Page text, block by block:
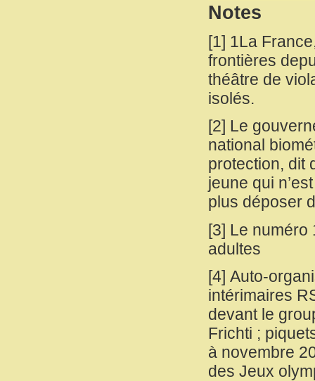
Notes
[1] 1La
frontières
théâtre de
isolés.
[2] Le
national
protection, dit
jeune qui
plus déposer
[3] Le numéro
adultes
[4] Auto-
intérimaires
devant le
Frichti ;
à novembre
des Jeux